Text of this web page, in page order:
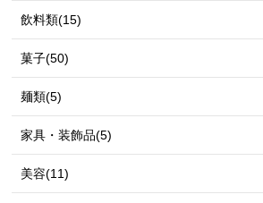
飲料類(15)
菓子(50)
麺類(5)
家具・装飾品(5)
美容(11)